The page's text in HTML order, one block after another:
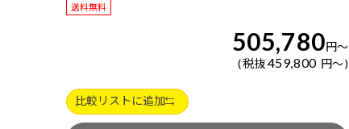
送料無料
505,780円～
税抜 459,800 円～
比較リストに追加